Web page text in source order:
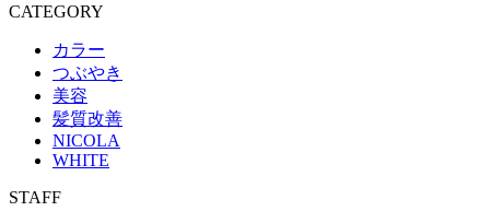
CATEGORY
カラー
つぶやき
美容
髪質改善
NICOLA
WHITE
STAFF